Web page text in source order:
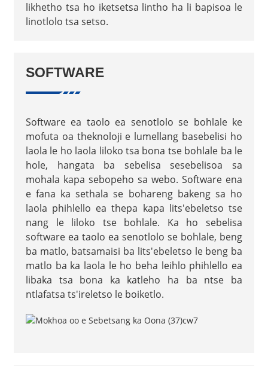
likhetho tsa ho iketsetsa lintho ha li bapisoa le
linotlolo tsa setso.
SOFTWARE
Software ea taolo ea senotlolo se bohlale ke
mofuta oa theknoloji e lumellang basebelisi ho
laola le ho laola liloko tsa bona tse bohlale ba le
hole, hangata ba sebelisa sesebelisoa sa
mohala kapa sebopeho sa webo. Software ena
e fana ka sethala se bohareng bakeng sa ho
laola phihlello ea thepa kapa lits'ebeletso tse
nang le liloko tse bohlale. Ka ho sebelisa
software ea taolo ea senotlolo se bohlale, beng
ba matlo, batsamaisi ba lits'ebeletso le beng ba
matlo ba ka laola le ho beha leihlo phihlello ea
libaka tsa bona ka katleho ha ba ntse ba
ntlafatsa ts'ireletso le boiketlo.